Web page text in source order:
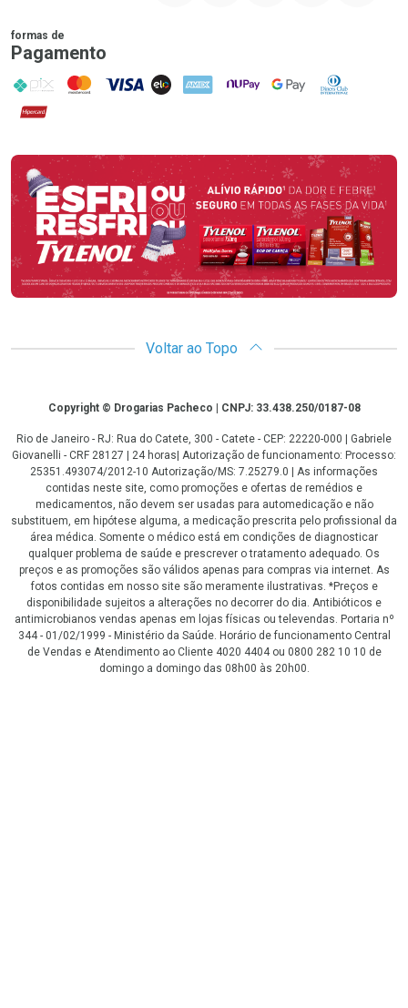
formas de
Pagamento
PIX MasterCard
VISA ELO AMEX NuPay Google PayDiners Club
Hipercard
Promoção em Destaque
Voltar ao Topo
CopyrightCopyright © Drogarias Pacheco | CNPJ: 33.438.250/0187-08
Rio de Janeiro - RJ: Rua do Catete, 300 - Catete - CEP: 22220-000 | Gabriele
Giovanelli - CRF 28127 | 24 horas| Autorização de funcionamento: Processo:
25351.493074/2012-10 Autorização/MS: 7.25279.0 | As informações
contidas neste site, como promoções e ofertas de remédios e
medicamentos, não devem ser usadas para automedicação e não
substituem, em hipótese alguma, a medicação prescrita pelo profissional da
área médica. Somente o médico está em condições de diagnosticar
qualquer problema de saúde e prescrever o tratamento adequado. Os
preços e as promoções são válidos apenas para compras via internet. As
fotos contidas em nosso site são meramente ilustrativas. *Preços e
disponibilidade sujeitos a alterações no decorrer do dia. Antibióticos e
antimicrobianos vendas apenas em lojas físicas ou televendas. Portaria nº
344 - 01/02/1999 - Ministério da Saúde. Horário de funcionamento Central
de Vendas e Atendimento ao Cliente 4020 4404 ou 0800 282 10 10 de
domingo a domingo das 08h00 às 20h00.